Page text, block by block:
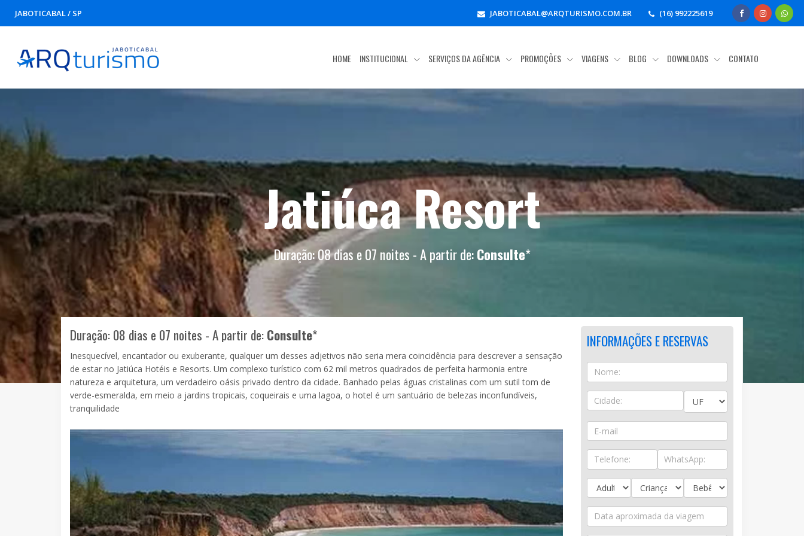
JABOTICABAL / SP JABOTICABAL@ARQTURISMO.COM.BR (16) 992225619
HOME INSTITUCIONAL SERVIÇOS DA AGÊNCIA PROMOÇÕES VIAGENS BLOG DOWNLOADS CONTATO
Jatiúca Resort
Duração: 08 dias e 07 noites - A partir de:Consulte*
Duração: 08 dias e 07 noites - A partir de:Consulte*
Inesquecível, encantador ou exuberante, qualquer um desses adjetivos não seria mera coincidência para descrever a sensação
de estar no Jatiúca Hotéis e Resorts. Um complexo turístico com 62 mil metros quadrados de perfeita harmonia entre
natureza e arquitetura, um verdadeiro oásis privado dentro da cidade. Banhado pelas águas cristalinas com um sutil tom de
verde-esmeralda, em meio a jardins tropicais, coqueirais e uma lagoa, o hotel é um santuário de belezas inconfundíveis,
tranquilidade
INFORMAÇÕES E RESERVAS